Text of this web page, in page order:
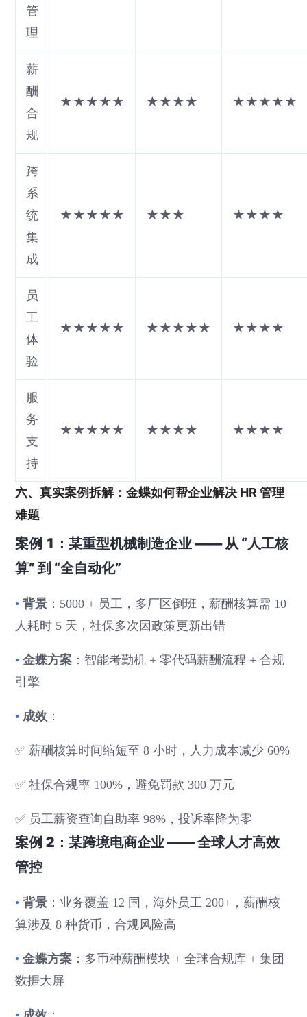
管
理
薪
酬
合
规
★★★★★ ★★★★ ★★★★★
跨
系
统
集
成
★★★★★ ★★★ ★★★★
员
工
体
验
★★★★★ ★★★★★ ★★★★
服
务
支
持
★★★★★ ★★★★ ★★★★
六、真实案例拆解：金蝶如何帮企业解决 HR 管理
难题
案例 1：某重型机械制造企业 —— 从 “人工核
算” 到 “全自动化”
•背景 ：5000 + 员工，多厂区倒班，薪酬核算需 10
人耗时 5 天，社保多次因政策更新出错
•金蝶方案 ：智能考勤机 + 零代码薪酬流程 + 合规
引擎
• 成效 ：
✅ 薪酬核算时间缩短至 8 小时，人力成本减少 60%
✅ 社保合规率 100%，避免罚款 300 万元
✅ 员工薪资查询自助率 98%，投诉率降为零
案例 2：某跨境电商企业 —— 全球人才高效
管控
•背景 ：业务覆盖 12 国，海外员工 200+，薪酬核
算涉及 8 种货币，合规风险高
•金蝶方案 ：多币种薪酬模块 + 全球合规库 + 集团
数据大屏